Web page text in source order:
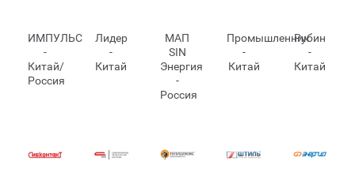
ИМПУЛЬС
-
Китай/
Россия
Лидер
-
Китай
МАП
SIN
Энергия
-
Россия
Промышленник
-
Китай
Рубин
-
Китай